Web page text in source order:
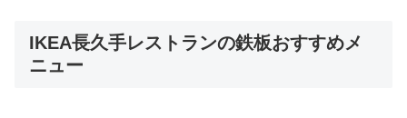
IKEA長久手レストランの鉄板おすすめメ
ニュー